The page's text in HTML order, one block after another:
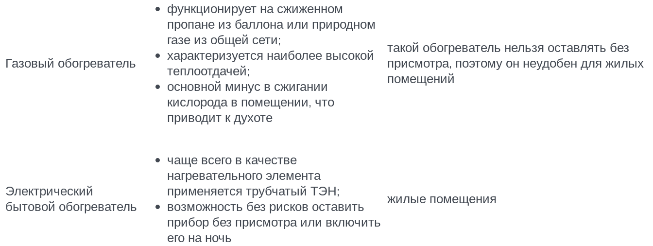
Газовый обогреватель
функционирует на сжиженном
пропане из баллона или природном
газе из общей сети;
характеризуется наиболее высокой
теплоотдачей;
основной минус в сжигании
кислорода в помещении, что
приводит к духоте
такой обогреватель нельзя оставлять без
присмотра, поэтому он неудобен для жилых
помещений
Электрический
бытовой обогреватель
чаще всего в качестве
нагревательного элемента
применяется трубчатый ТЭН;
возможность без рисков оставить
прибор без присмотра или включить
его на ночь
жилые помещения